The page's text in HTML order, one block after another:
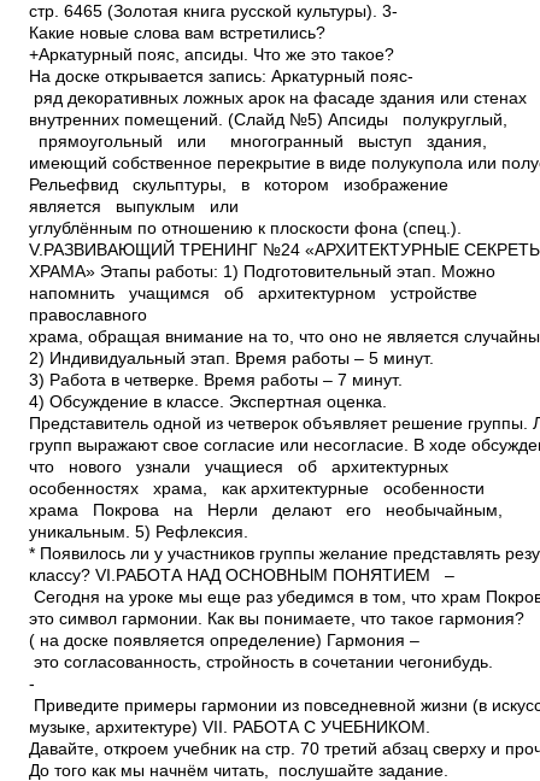
стр. 64­65 (Золотая книга русской культуры). 3­
Какие новые слова вам встретились?
+Аркатурный пояс, апсиды. ­Что же это такое?
На доске открывается запись: Аркатурный пояс­
ряд декоративных ложных арок на фасаде здания или стенах
внутренних помещений. (Слайд №5) Апсиды­ полукруглый,
прямоугольный или многогранный выступ здания,
имеющий собственное перекрытие в виде полукупола или
Рельеф­вид скульптуры, в котором изображение
является выпуклым или
углублённым по отношению к плоскости фона (спец.).
V.РАЗВИВАЮЩИЙ ТРЕНИНГ №24 «АРХИТЕКТУРНЫЕ
ХРАМА» Этапы работы: 1) Подготовительный этап. Можно
напомнить учащимся об архитектурном устройстве
православного
храма, обращая внимание на то, что оно не является
2) Индивидуальный этап. Время работы – 5 минут.
3) Работа в четверке. Время работы – 7 минут.
4) Обсуждение в классе. Экспертная оценка.
Представитель одной из четверок объявляет решение группы.
групп выражают свое согласие или несогласие. В ходе
что нового узнали учащиеся об архитектурных
особенностях храма, как архитектурные особенности
храма Покрова на Нерли делают его необычайным,
уникальным. 5) Рефлексия.
* Появилось ли у участников группы желание представлять
классу? VI.РАБОТА НАД ОСНОВНЫМ ПОНЯТИЕМ –
Сегодня на уроке мы еще раз убедимся в том, что храм
это символ гармонии. Как вы понимаете, что такое гармония?
( на доске появляется определение) Гармония –
это согласованность, стройность в сочетании чего­нибудь.
­
Приведите примеры гармонии из повседневной жизни (в
музыке, архитектуре) VII. РАБОТА С УЧЕБНИКОМ.
Давайте, откроем учебник на стр. 70 третий абзац сверху и
До того как мы начнём читать, послушайте задание.